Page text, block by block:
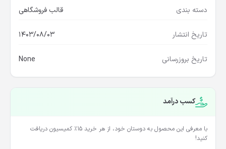
دسته بندی قالب فروشگاهی
تاریخ انتشار 1403/08/03
تاریخ بروزرسانی None
کسب درآمد
با معرفی این محصول به دوستان خود، از هر خرید ۱۵٪ کمیسیون دریافت
کنید!